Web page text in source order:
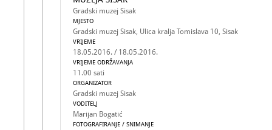
Gradski muzej Sisak
MJESTO
Gradski muzej Sisak, Ulica kralja Tomislava 10, Sisak
VRIJEME
18.05.2016. / 18.05.2016.
VRIJEME ODRŽAVANJA
11.00 sati
ORGANIZATOR
Gradski muzej Sisak
VODITELJ
Marijan Bogatić
FOTOGRAFIRANJE / SNIMANJE